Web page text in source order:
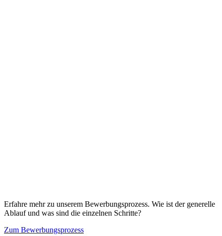
Erfahre mehr zu unserem Bewerbungsprozess. Wie ist der generelle
Ablauf und was sind die einzelnen Schritte?
Zum Bewerbungsprozess